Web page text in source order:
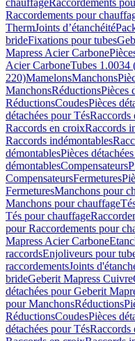
chauffageRaccordements
Raccordements pour
ThermJoints d’étanchéité
brideFixations pour tubes
Mapress Acier Carbone
Acier CarboneTubes 1.0034
220)MamelonsManchons
ManchonsRéductionsPièces
RéductionsCoudesPièces
détachées pour TésRaccords
Raccords en croixRaccords
Raccords indémontables
démontablesPièces
démontablesCompensateurs
CompensateursFermetures
FermeturesManchons pour
Manchons pour chauffage
Tés pour chauffage
pour Raccordements pour
Mapress Acier Carbone
raccordsEnjoliveurs pour
raccordementsJoints
brideGeberit Mapress Cuivre
détachées pour Geberit
pour ManchonsRéductions
RéductionsCoudesPièces
détachées pour TésRaccords